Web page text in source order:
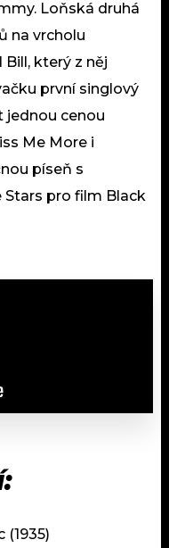
Loňská druhá
na vrcholu
který z něj
první singlový
jednou cenou
Me More i
píseň s
pro film Black
(1935)